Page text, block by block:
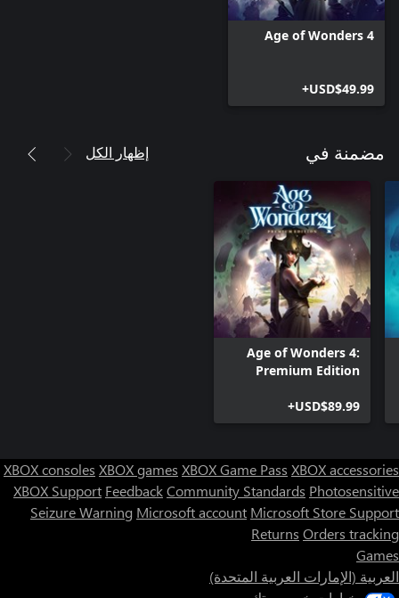
Age of Wonders 4
USD$49.99+
مضمنة في إظهار الكل
Age of Wonders 4:
Premium Edition
USD$89.99+
XBOX consoles XBOX games XBOX Game Pass XBOX accessories
XBOX Support FeedbackCommunity Standards Photosensitive
Seizure Warning Microsoft account Microsoft Store Support
Returns Orders tracking
Games
العربية (الإمارات العربية المتحدة)